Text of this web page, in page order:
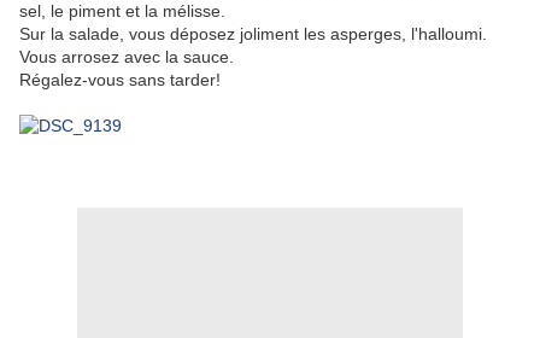
sel, le piment et la mélisse.
Sur la salade, vous déposez joliment les asperges, l'halloumi.
Vous arrosez avec la sauce.
Régalez-vous sans tarder!